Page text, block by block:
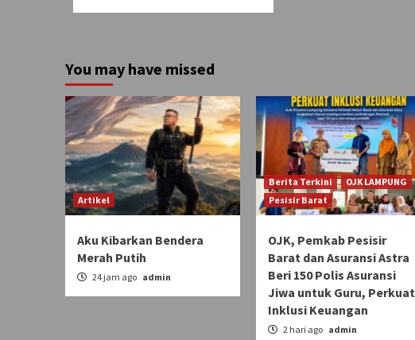
You may have missed
Artikel
Aku Kibarkan Bendera
Merah Putih
24 jam ago admin
Berita Terkini
OJK LAMPUNG
Pesisir Barat
OJK, Pemkab Pesisir
Barat dan Asuransi Astra
Beri 150 Polis Asuransi
Jiwa untuk Guru, Perkuat
Inklusi Keuangan
2 hari ago admin